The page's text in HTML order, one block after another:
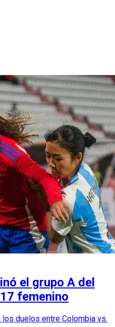
el grupo A del
femenino
los duelos entre Colombia vs.